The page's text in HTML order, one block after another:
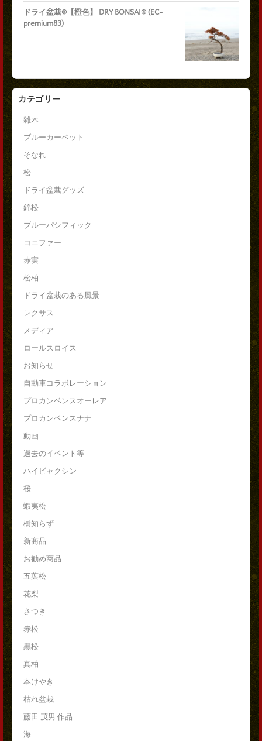
ドライ盆栽®【橙色】 DRY BONSAI® (EC-
premium83)
カテゴリー
雑木
ブルーカーペット
そなれ
松
ドライ盆栽グッズ
錦松
ブルーパシフィック
コニファー
赤実
松柏
ドライ盆栽のある風景
レクサス
メディア
ロールスロイス
お知らせ
自動車コラボレーション
プロカンベンスオーレア
プロカンベンスナナ
動画
過去のイベント等
ハイビャクシン
桜
蝦夷松
樹知らず
新商品
お勧め商品
五葉松
花梨
さつき
赤松
黒松
真柏
本けやき
枯れ盆栽
藤田 茂男 作品
海